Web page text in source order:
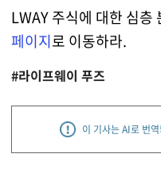
LWAY 주식에 대한 심층
페이지로 이동하라.
#라이프웨이 푸즈
이 기사는 AI로 번